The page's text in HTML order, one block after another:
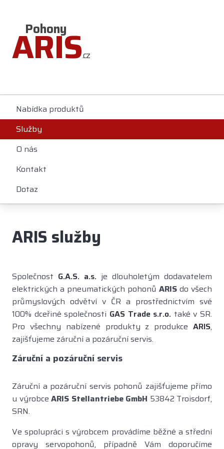
Pohony
ARIS.cz
Nabídka produktů
Služby
O nás
Kontakt
Dotaz
ARIS služby
Společnost G.A.S. a.s. je dlouholetým dodavatelem
elektrických a pneumatických pohonů ARIS do všech
průmyslových odvětví v ČR a prostřednictvím své
100% dceřiné společnosti GAS Trade s.r.o. také v SR.
Pro všechny nabízené produkty z produkce ARIS,
zajišťujeme záruční a pozáruční servis.
Záruční a pozáruční servis
Záruční a pozáruční servis pohonů zajišťujeme přímo
u výrobce ARIS Stellantriebe GmbH 53842 Troisdorf,
SRN.
Ve spolupráci s výrobcem provádíme běžné a střední
opravy servopohonů, případně Vám doporučíme